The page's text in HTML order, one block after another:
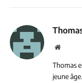
Website
Thomas
jeune